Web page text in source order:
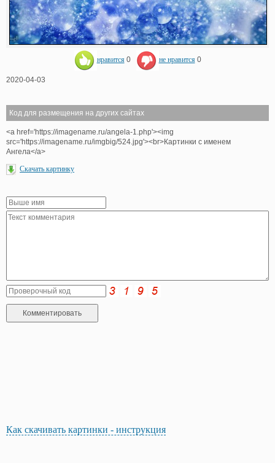
нравится 0 не нравится 0
2020-04-03
Код для размещения на других сайтах
<a href='https://imagename.ru/angela-1.php'><img
src='https://imagename.ru/imgbig/524.jpg'><br>Картинки с именем
Ангела</a>
Скачать картинку
Как скачивать картинки - инструкция